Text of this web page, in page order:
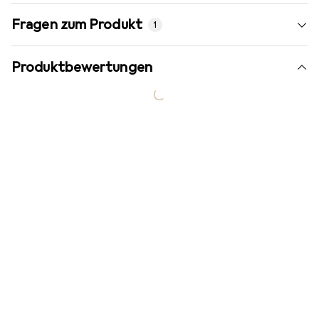
Fragen zum Produkt 1
Produktbewertungen